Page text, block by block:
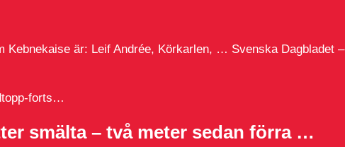
Kebnekaise är: Leif Andrée, Körkarlen, … Svenska Dagbladet –
forts…
smälta – två meter sedan förra …